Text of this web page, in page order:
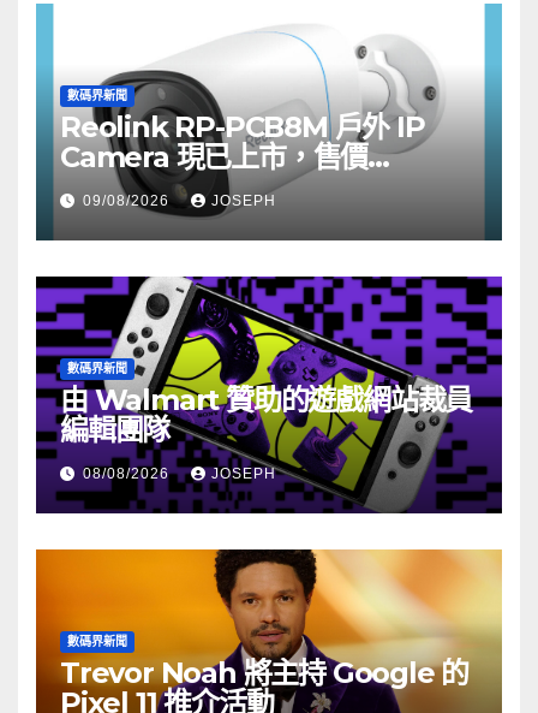
數碼界新聞
Reolink RP-PCB8M 戶外 IP
Camera 現已上市，售價
HK$722
09/08/2026 JOSEPH
數碼界新聞
由 Walmart 贊助的遊戲網站裁員
編輯團隊
08/08/2026 JOSEPH
數碼界新聞
Trevor Noah 將主持 Google 的
Pixel 11 推介活動